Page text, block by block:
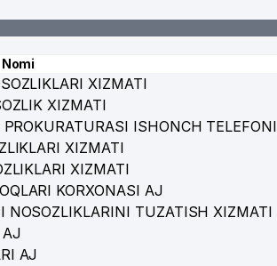
Nomi
XIZMATI
XIZMATI
ISHONCH TELEFONI
XIZMATI
XIZMATI
KORXONASI AJ
NOSOZLIKLARINI TUZATISH XIZMATI
AJ
AJ